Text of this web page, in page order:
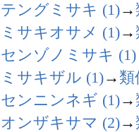
テングミサキ (1)→
ミサキオサメ (1)→
センゾノミサキ (1)
ミサキザル (1)→ 類
センニンネギ (1)→
オンザキサマ (2)→